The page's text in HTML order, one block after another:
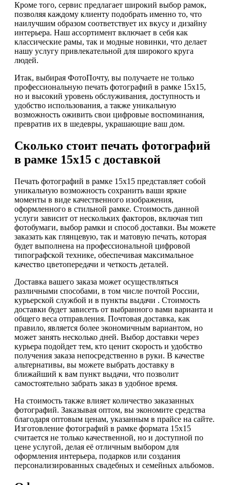
Кроме того, сервис предлагает широкий выбор рамок,
позволяя каждому клиенту подобрать именно то, что
наилучшим образом соответствует их вкусу и дизайну
интерьера. Наш ассортимент включает в себя как
классические рамы, так и модные новинки, что делает
нашу услугу привлекательной для широкого круга
людей.
Итак, выбирая ФотоПочту, вы получаете не только
профессиональную печать фотографий в рамке 15х15,
но и высокий уровень обслуживания, доступность и
удобство использования, а также уникальную
возможность оживить свои цифровые воспоминания,
превратив их в шедевры, украшающие ваш дом.
Сколько стоит печать фотографий
в рамке 15х15 с доставкой
Печать фотографий в рамке 15х15 представляет собой
уникальную возможность сохранить ваши яркие
моменты в виде качественного изображения,
оформленного в стильной рамке. Стоимость данной
услуги зависит от нескольких факторов, включая тип
фотобумаги, выбор рамки и способ доставки. Вы можете
заказать как глянцевую, так и матовую печать, которая
будет выполнена на профессиональной цифровой
типографской технике, обеспечивая максимальное
качество цветопередачи и четкость деталей.
Доставка вашего заказа может осуществляться
различными способами, в том числе почтой России,
курьерской службой и в пункты выдачи . Стоимость
доставки будет зависеть от выбранного вами варианта и
общего веса отправления. Почтовая доставка, как
правило, является более экономичным вариантом, но
может занять несколько дней. Выбор доставки через
курьера подойдет тем, кто ценит скорость и удобство
получения заказа непосредственно в руки. В качестве
альтернативы, вы можете выбрать доставку в
ближайший к вам пункт выдачи, что позволит
самостоятельно забрать заказ в удобное время.
На стоимость также влияет количество заказанных
фотографий. Заказывая оптом, вы экономите средства
благодаря оптовым ценам, указанным в прайсе на сайте.
Изготовление фотографий в рамке формата 15х15
считается не только качественной, но и доступной по
цене услугой, делая её отличным выбором для
оформления интерьера, подарков или создания
персонализированных свадебных и семейных альбомов.